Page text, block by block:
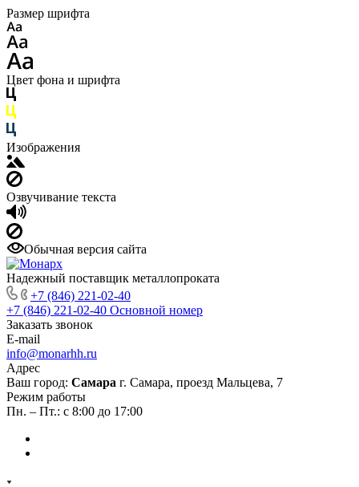
Размер шрифта
Цвет фона и шрифта
Изображения
Озвучивание текста
Обычная версия сайта
Надежный поставщик металлопроката
+7 (846) 221-02-40
+7 (846) 221-02-40 Основной номер
Заказать звонок
E-mail
info@monarhh.ru
Адрес
Ваш город: Самара г. Самара, проезд Мальцева, 7
Режим работы
Пн. – Пт.: с 8:00 до 17:00